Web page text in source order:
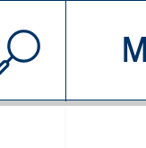
© 2026 EDDYBURG